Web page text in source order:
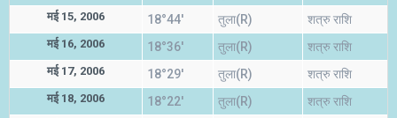
मई 15, 2006 18°44' तुला(R) शत्रु राशि
मई 16, 2006 18°36' तुला(R) शत्रु राशि
मई 17, 2006 18°29' तुला(R) शत्रु राशि
मई 18, 2006 18°22' तुला(R) शत्रु राशि